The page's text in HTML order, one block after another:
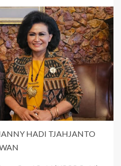
HADI TJAHJANTO